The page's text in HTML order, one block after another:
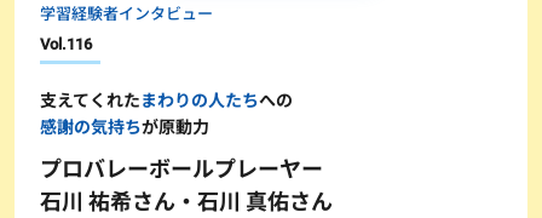
学習経験者インタビュー
Vol.116
支えてくれたまわりの人たちへの
感謝の気持ちが原動力
プロバレーボールプレーヤー
石川 祐希さん・石川 真佑さん